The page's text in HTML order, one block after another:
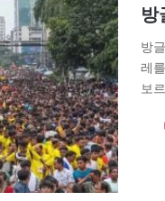
방
방
레
보